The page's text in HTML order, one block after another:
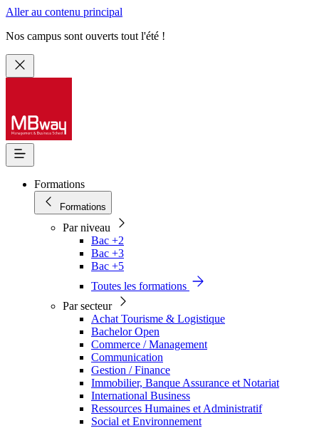
Aller au contenu principal
Nos campus sont ouverts tout l'été !
Formations
Formations
Par niveau
Bac +2
Bac +3
Bac +5
Toutes les formations
Par secteur
Achat Tourisme & Logistique
Bachelor Open
Commerce / Management
Communication
Gestion / Finance
Immobilier, Banque Assurance et Notariat
International Business
Ressources Humaines et Administratif
Social et Environnement